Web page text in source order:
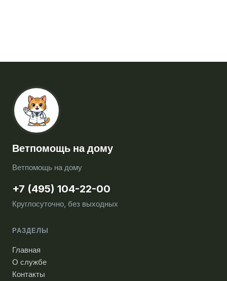
Ветпомощь на дому
Ветпомощь на дому
+7 (495) 104-22-00
Круглосуточно, без выходных
РАЗДЕЛЫ
Главная
О службе
Контакты